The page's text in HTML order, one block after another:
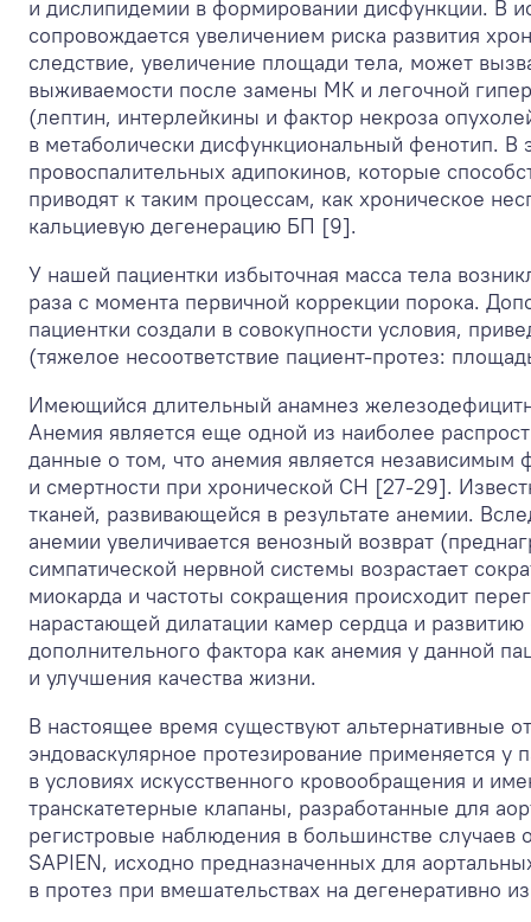
и дислипидемии в формировании дисфункции. В
сопровождается увеличением риска развития
следствие, увеличение площади тела, может
выживаемости после замены МК и легочной
(лептин, интерлейкины и фактор некроза
в метаболически дисфункциональный фенотип.
провоспалительных адипокинов, которые
приводят к таким процессам, как хроническое
кальциевую дегенерацию БП [9].
У нашей пациентки избыточная масса тела
раза с момента первичной коррекции порока.
пациентки создали в совокупности условия,
(тяжелое несоответствие пациент-протез:
Имеющийся длительный анамнез
Анемия является еще одной из наиболее
данные о том, что анемия является
и смертности при хронической СН [27-29].
тканей, развивающейся в результате анемии.
анемии увеличивается венозный возврат
симпатической нервной системы возрастает
миокарда и частоты сокращения происходит
нарастающей дилатации камер сердца и
дополнительного фактора как анемия у данной
и улучшения качества жизни.
В настоящее время существуют альтернативные
эндоваскулярное протезирование применяется
в условиях искусственного кровообращения и
транскатетерные клапаны, разработанные для
регистровые наблюдения в большинстве
SAPIEN, исходно предназначенных для
в протез при вмешательствах на дегенеративно